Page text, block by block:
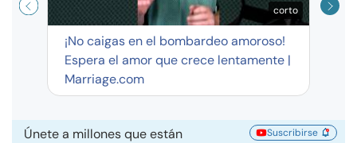
corto
¡No caigas en el bombardeo amoroso!
Espera el amor que crece lentamente |
Marriage.com
Únete a millones que están
Suscribirse